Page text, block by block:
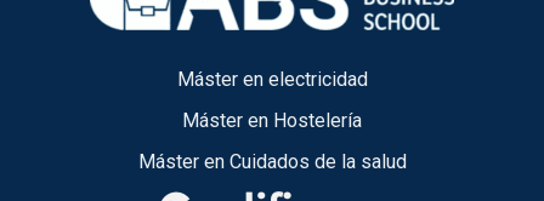
Máster en electricidad
Máster en Hostelería
Máster en Cuidados de la salud